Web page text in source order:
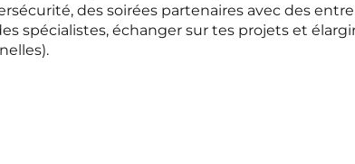
des soirées partenaires avec des
spécialistes, échanger sur tes projets et